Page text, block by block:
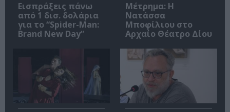
Εισπράξεις πάνω
από 1 δισ. δολάρια
για το “Spider-Man:
Brand New Day”
Μέτρημα: Η
Νατάσσα
Μποφίλιου στο
Αρχαίο Θέατρο Δίου